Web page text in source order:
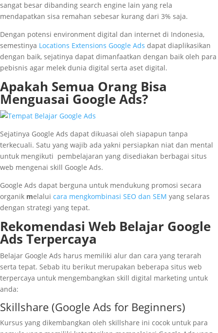
sangat besar dibanding search engine lain yang rela
mendapatkan sisa remahan sebesar kurang dari 3% saja.
Dengan potensi environment digital dan internet di Indonesia,
semestinya Locations Extensions Google Ads dapat diaplikasikan
dengan baik, sejatinya dapat dimanfaatkan dengan baik oleh para
pebisnis agar melek dunia digital serta aset digital.
Apakah Semua Orang Bisa
Menguasai Google Ads?
Sejatinya Google Ads dapat dikuasai oleh siapapun tanpa
terkecuali. Satu yang wajib ada yakni persiapkan niat dan mental
untuk mengikuti pembelajaran yang disediakan berbagai situs
web mengenai skill Google Ads.
Google Ads dapat berguna untuk mendukung promosi secara
organik melalui cara mengkombinasi SEO dan SEM yang selaras
dengan strategi yang tepat.
Rekomendasi Web Belajar Google
Ads Terpercaya
Belajar Google Ads harus memiliki alur dan cara yang terarah
serta tepat. Sebab itu berikut merupakan beberapa situs web
terpercaya untuk mengembangkan skill digital marketing untuk
anda:
Skillshare (Google Ads for Beginners)
Kursus yang dikembangkan oleh skillshare ini cocok untuk para